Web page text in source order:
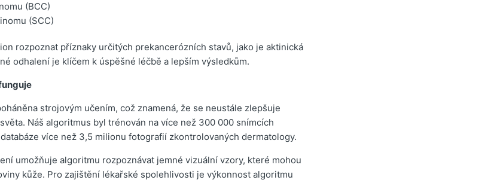
(BCC)
(SCC)
rozpoznat příznaky určitých prekancerózních stavů, jako je aktinická
odhalení je klíčem k úspěšné léčbě a lepším výsledkům.
strojovým učením, což znamená, že se neustále zlepšuje
Náš algoritmus byl trénován na více než 300 000 snímcích
více než 3,5 milionu fotografií zkontrolovaných dermatology.
umožňuje algoritmu rozpoznávat jemné vizuální vzory, které mohou
kůže. Pro zajištění lékařské spolehlivosti je výkonnost algoritmu